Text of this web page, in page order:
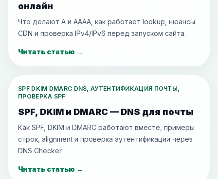
онлайн
Что делают A и AAAA, как работает lookup, нюансы
CDN и проверка IPv4/IPv6 перед запуском сайта.
Читать статью →
SPF DKIM DMARC DNS, АУТЕНТИФИКАЦИЯ ПОЧТЫ,
ПРОВЕРКА SPF
SPF, DKIM и DMARC — DNS для почты
Как SPF, DKIM и DMARC работают вместе, примеры
строк, alignment и проверка аутентификации через
DNS Checker.
Читать статью →